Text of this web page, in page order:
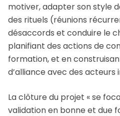
motiver, adapter son style
des rituels (réunions
désaccords et conduire le
planifiant des actions de
formation, et en
d’alliance avec des acteurs
La clôture du projet « se
validation en bonne et due